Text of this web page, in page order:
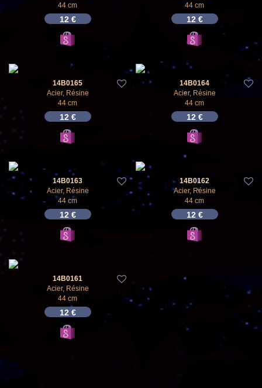
44 cm
12 €
44 cm
12 €
14B0165
Acier, Résine
44 cm
12 €
14B0164
Acier, Résine
44 cm
12 €
14B0163
Acier, Résine
44 cm
12 €
14B0162
Acier, Résine
44 cm
12 €
14B0161
Acier, Résine
44 cm
12 €